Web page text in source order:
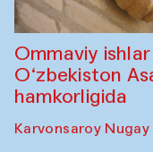
Ommaviy
O‘zbekiston
hamkorligida
Karvonsaroy Nugay